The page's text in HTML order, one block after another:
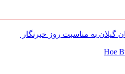
گیلان به مناسبت روز خبرنگار
Hoe